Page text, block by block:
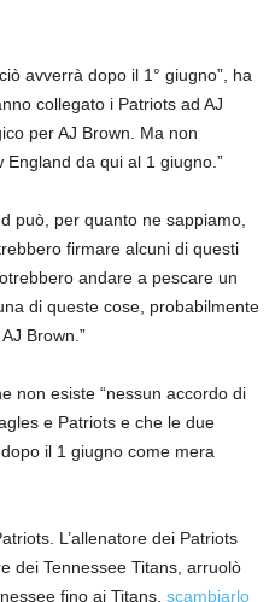
avverrà dopo il 1° giugno”, ha
collegato i Patriots ad AJ
per AJ Brown. Ma non
da qui al 1 giugno.”
può, per quanto ne sappiamo,
firmare alcuni di questi
andare a pescare un
di queste cose, probabilmente
Brown.”
non esiste “nessun accordo di
e Patriots e che le due
il 1 giugno come mera
L’allenatore dei Patriots
dei Tennessee Titans, arruolò
fino ai Titans. scambiarlo